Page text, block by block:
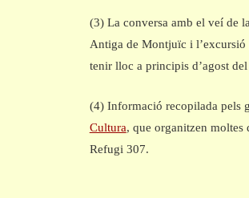
(3) La conversa amb el veí de
Antiga de Montjuïc i
tenir lloc a principis d’agost
(4) Informació recopilada pels
Cultura, que organitzen moltes
Refugi 307.